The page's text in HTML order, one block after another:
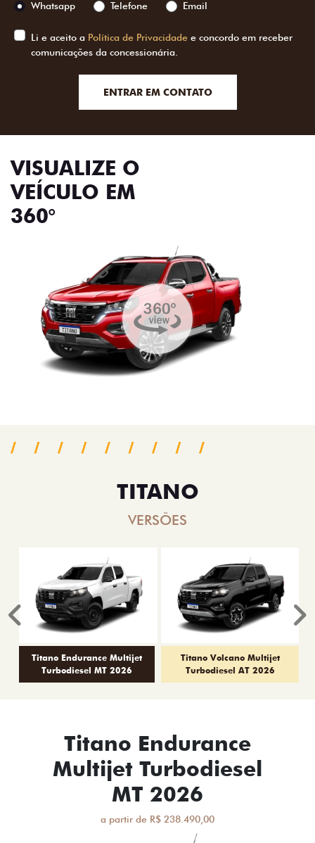
Whatsapp
Telefone Email
Li e aceito a Política de Privacidade e concordo em receber
comunicações da concessionária.
ENTRAR EM CONTATO
VISUALIZE O
VEÍCULO EM
360°
TITANO
VERSÕES
Titano Endurance Multijet
Turbodiesel MT 2026
Titano Volcano Multijet
Turbodiesel AT 2026
Anterior
Titano Endurance
Multijet Turbodiesel
MT 2026
a partir de R$ 238.490,00